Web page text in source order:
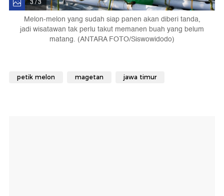
3 / 3
Melon-melon yang sudah siap panen akan diberi tanda,
jadi wisatawan tak perlu takut memanen buah yang belum
matang. (ANTARA FOTO/Siswowidodo)
petik melon magetan jawa timur